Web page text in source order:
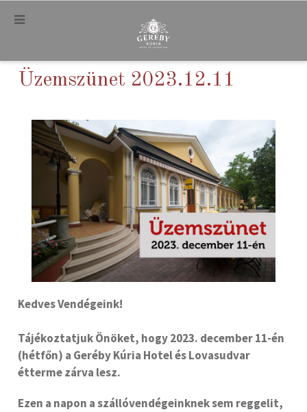
.
Üzemszünet 2023.12.11
Kedves Vendégeink!
Tájékoztatjuk Önöket, hogy 2023. december 11-én
(hétfőn) a Geréby Kúria Hotel és Lovasudvar
étterme zárva lesz.
Ezen a napon a szállóvendégeinknek sem reggelit,